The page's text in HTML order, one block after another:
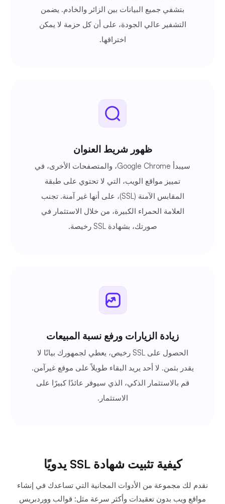
بتشفي جميع البيانات بين الزائر والخادم. يضمن
التشفير عالي الجودة، على أن كل حزمة لا يمكن
اختراقها.
ظهور شريط العنوان
سيبدأ Google Chrome، والمتصفحات الأخرى، في
تمييز مواقع الويب، التي لا تحتوي على طبقة
المقابس الآمنة (SSL)، على أنها غير آمنة. تجنب
العلامة الحمراء الكبيرة، من خلال الاستثمار في
صورتك، بشهادة SSL رخيصة.
زيادة الزيارات ورفع نسبة المبيعات
الحصول على SSL رخيص، يعطي لجمهورك بيانًا لا
يقدر بثمن. لا أحد يريد البقاء طويلاً على موقع غيرآمن.
قم بالاستثمار الذكي، الذي سيوفر عائدًا كبيرًا على
الاستثمار.
كيفية تثبيت شهادة SSL يدويًا
نقدم لك مجموعة من الأدوات المجانية التي تساعدك في إنشاء
مواقع ويب بدون تعقيدات وأكثر سرعة مثل: قوالب ووردبريس